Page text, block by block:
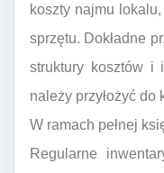
koszty najmu
sprzętu. Dokładne
struktury kosztów i
należy przyłożyć
W ramach pełnej
Regularne